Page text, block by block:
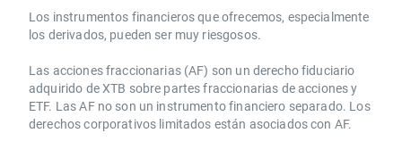
Los instrumentos financieros que ofrecemos, especialmente
los derivados, pueden ser muy riesgosos.
Las acciones fraccionarias (AF) son un derecho fiduciario
adquirido de XTB sobre partes fraccionarias de acciones y
ETF. Las AF no son un instrumento financiero separado. Los
derechos corporativos limitados están asociados con AF.